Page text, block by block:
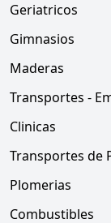
Geriatricos
Gimnasios
Maderas
Transportes -
Clinicas
Transportes de
Plomerias
Combustibles